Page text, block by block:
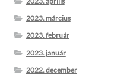
2023. március
2023. február
2023. január
2022. december